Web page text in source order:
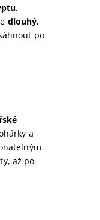
,
dlouhý,
po
a
až po